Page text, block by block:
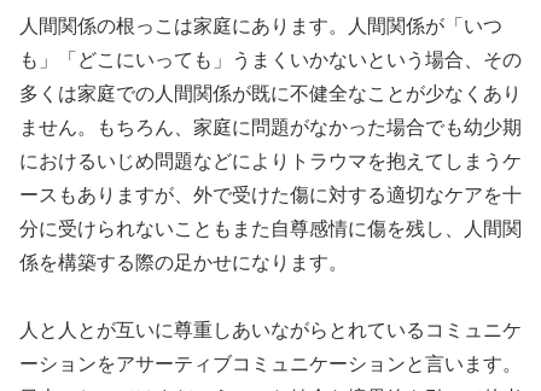
人間関係の根っこは家庭にあります。人間関係が「いつ
も」「どこにいっても」うまくいかないという場合、その
多くは家庭での人間関係が既に不健全なことが少なくあり
ません。もちろん、家庭に問題がなかった場合でも幼少期
におけるいじめ問題などによりトラウマを抱えてしまうケ
ースもありますが、外で受けた傷に対する適切なケアを十
分に受けられないこともまた自尊感情に傷を残し、人間関
係を構築する際の足かせになります。
人と人とが互いに尊重しあいながらとれているコミュニケ
ーションをアサーティブコミュニケーションと言います。